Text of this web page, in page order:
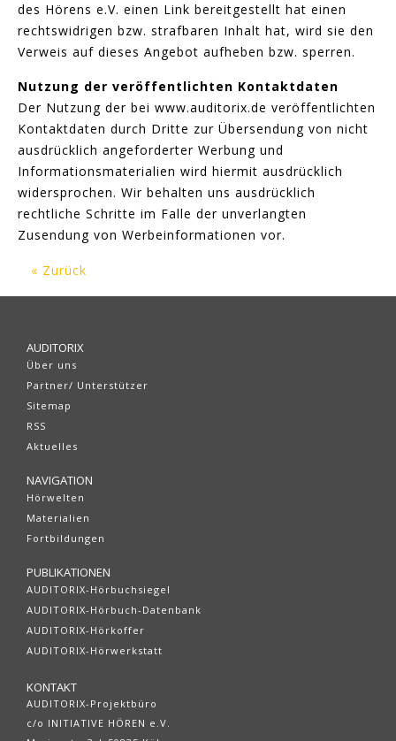
des Hörens e.V. einen Link bereitgestellt hat einen
rechtswidrigen bzw. strafbaren Inhalt hat, wird sie den
Verweis auf dieses Angebot aufheben bzw. sperren.
Nutzung der veröffentlichten Kontaktdaten
Der Nutzung der bei www.auditorix.de veröffentlichten
Kontaktdaten durch Dritte zur Übersendung von nicht
ausdrücklich angeforderter Werbung und
Informationsmaterialien wird hiermit ausdrücklich
widersprochen. Wir behalten uns ausdrücklich
rechtliche Schritte im Falle der unverlangten
Zusendung von Werbeinformationen vor.
« Zurück
AUDITORIX
Über uns
Partner/ Unterstützer
Sitemap
RSS
Aktuelles
NAVIGATION
Hörwelten
Materialien
Fortbildungen
PUBLIKATIONEN
AUDITORIX-Hörbuchsiegel
AUDITORIX-Hörbuch-Datenbank
AUDITORIX-Hörkoffer
AUDITORIX-Hörwerkstatt
KONTAKT
AUDITORIX-Projektbüro
c/o INITIATIVE HÖREN e.V.